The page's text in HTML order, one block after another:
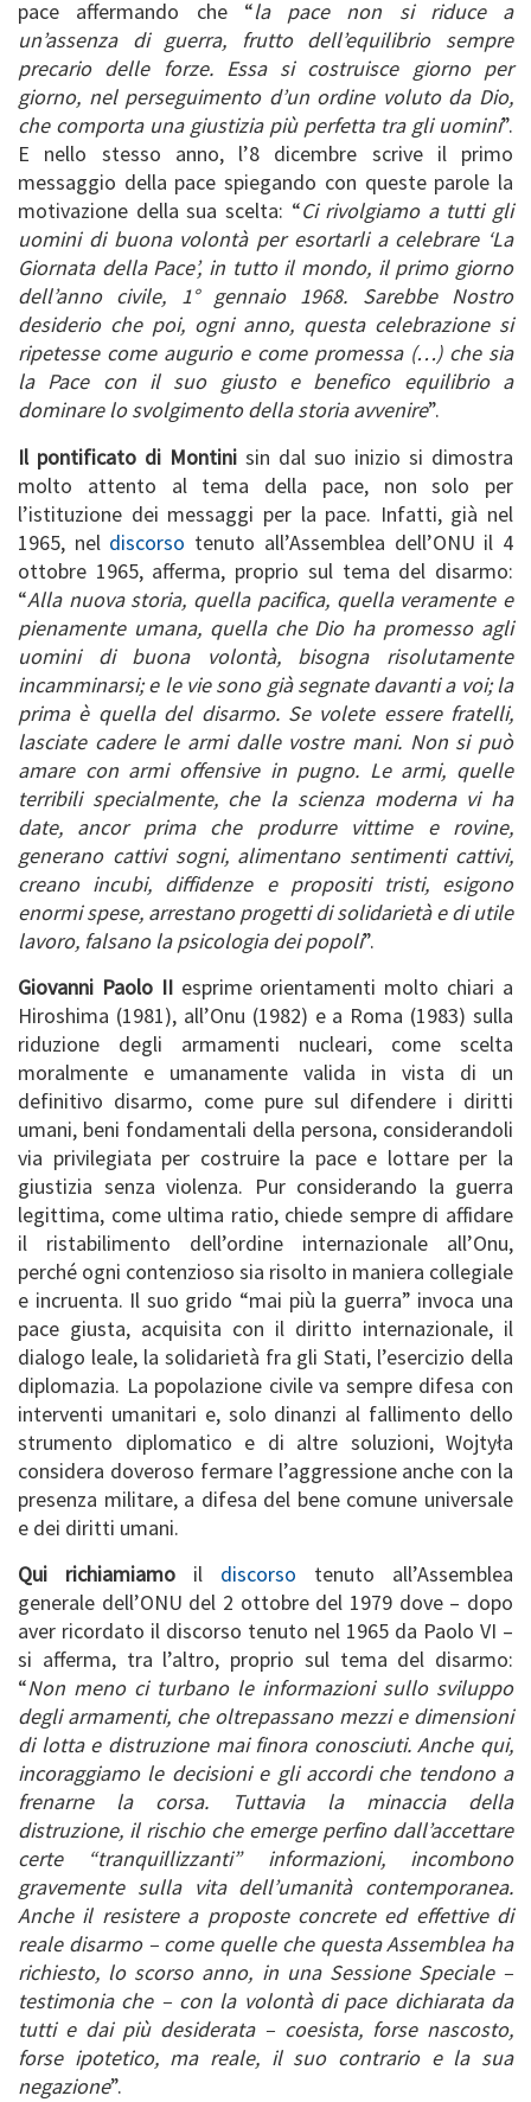
pace affermando che “la pace non si riduce a
un’assenza di guerra, frutto dell’equilibrio sempre
precario delle forze. Essa si costruisce giorno per
giorno, nel perseguimento d’un ordine voluto da Dio,
che comporta una giustizia più perfetta tra gli uomini”.
E nello stesso anno, l’8 dicembre scrive il primo
messaggio della pace spiegando con queste parole la
motivazione della sua scelta: “Ci rivolgiamo a tutti gli
uomini di buona volontà per esortarli a celebrare ‘La
Giornata della Pace’, in tutto il mondo, il primo giorno
dell’anno civile, 1° gennaio 1968. Sarebbe Nostro
desiderio che poi, ogni anno, questa celebrazione si
ripetesse come augurio e come promessa (…) che sia
la Pace con il suo giusto e benefico equilibrio a
dominare lo svolgimento della storia avvenire”.
Il pontificato di Montini sin dal suo inizio si dimostra
molto attento al tema della pace, non solo per
l’istituzione dei messaggi per la pace. Infatti, già nel
1965, nel discorso tenuto all’Assemblea dell’ONU il 4
ottobre 1965, afferma, proprio sul tema del disarmo:
“Alla nuova storia, quella pacifica, quella veramente e
pienamente umana, quella che Dio ha promesso agli
uomini di buona volontà, bisogna risolutamente
incamminarsi; e le vie sono già segnate davanti a voi; la
prima è quella del disarmo. Se volete essere fratelli,
lasciate cadere le armi dalle vostre mani. Non si può
amare con armi offensive in pugno. Le armi, quelle
terribili specialmente, che la scienza moderna vi ha
date, ancor prima che produrre vittime e rovine,
generano cattivi sogni, alimentano sentimenti cattivi,
creano incubi, diffidenze e propositi tristi, esigono
enormi spese, arrestano progetti di solidarietà e di utile
lavoro, falsano la psicologia dei popoli”.
Giovanni Paolo IIesprime orientamenti molto chiari a
Hiroshima (1981), all’Onu (1982) e a Roma (1983) sulla
riduzione degli armamenti nucleari, come scelta
moralmente e umanamente valida in vista di un
definitivo disarmo, come pure sul difendere i diritti
umani, beni fondamentali della persona, considerandoli
via privilegiata per costruire la pace e lottare per la
giustizia senza violenza. Pur considerando la guerra
legittima, come ultima ratio, chiede sempre di affidare
il ristabilimento dell’ordine internazionale all’Onu,
perché ogni contenzioso sia risolto in maniera collegiale
e incruenta. Il suo grido “mai più la guerra” invoca una
pace giusta, acquisita con il diritto internazionale, il
dialogo leale, la solidarietà fra gli Stati, l’esercizio della
diplomazia. La popolazione civile va sempre difesa con
interventi umanitari e, solo dinanzi al fallimento dello
strumento diplomatico e di altre soluzioni, Wojtyła
considera doveroso fermare l’aggressione anche con la
presenza militare, a difesa del bene comune universale
e dei diritti umani.
Qui richiamiamo il discorso tenuto all’Assemblea
generale dell’ONU del 2 ottobre del 1979 dove – dopo
aver ricordato il discorso tenuto nel 1965 da Paolo VI –
si afferma, tra l’altro, proprio sul tema del disarmo:
“Non meno ci turbano le informazioni sullo sviluppo
degli armamenti, che oltrepassano mezzi e dimensioni
di lotta e distruzione mai finora conosciuti. Anche qui,
incoraggiamo le decisioni e gli accordi che tendono a
frenarne la corsa. Tuttavia la minaccia della
distruzione, il rischio che emerge perfino dall’accettare
certe “tranquillizzanti” informazioni, incombono
gravemente sulla vita dell’umanità contemporanea.
Anche il resistere a proposte concrete ed effettive di
reale disarmo – come quelle che questa Assemblea ha
richiesto, lo scorso anno, in una Sessione Speciale –
testimonia che – con la volontà di pace dichiarata da
tutti e dai più desiderata – coesista, forse nascosto,
forse ipotetico, ma reale, il suo contrario e la sua
negazione”.